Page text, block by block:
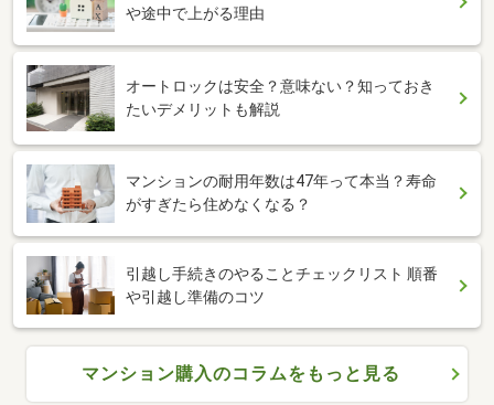
や途中で上がる理由
オートロックは安全？意味ない？知っておき
たいデメリットも解説
マンションの耐用年数は47年って本当？寿命
がすぎたら住めなくなる？
引越し手続きのやることチェックリスト 順番
や引越し準備のコツ
マンション購入のコラムをもっと見る